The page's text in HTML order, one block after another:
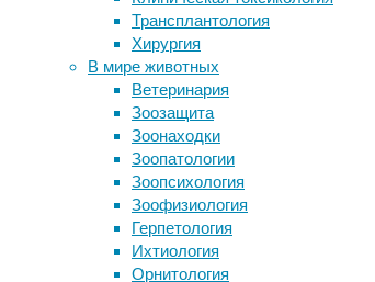
Трансплантология
Хирургия
В мире животных
Ветеринария
Зоозащита
Зоонаходки
Зоопатологии
Зоопсихология
Зоофизиология
Герпетология
Ихтиология
Орнитология
Образование не защищает мозг от
старения
Пожилые женщины страдают от
синдрома «разбитого сердца» в 10
раз чаще мужчин
Великая депрессия заставила людей
быстрее стареть
Лидокаин запустил апоптоз
опухолевых клеток через рецептор
горького вкуса